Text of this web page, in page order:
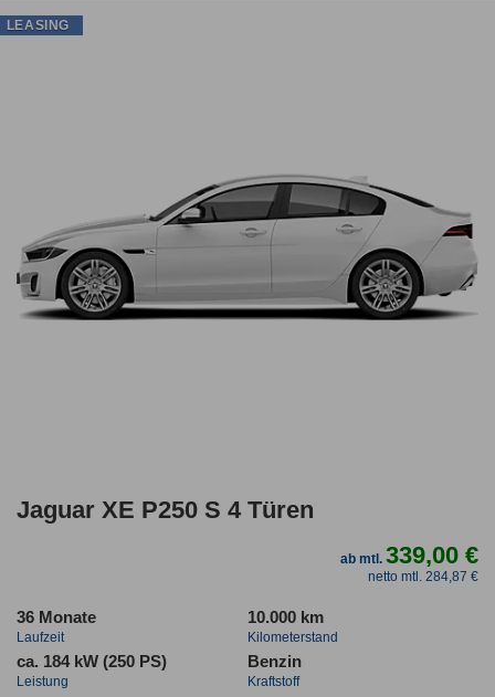
Jaguar XE P250 S 4 Türen
ab mtl.339,00 €
netto mtl. 284,87 €
36 Monate
Laufzeit
10.000 km
Kilometerstand
ca. 184 kW (250 PS)
Leistung
Benzin
Kraftstoff
LEASING